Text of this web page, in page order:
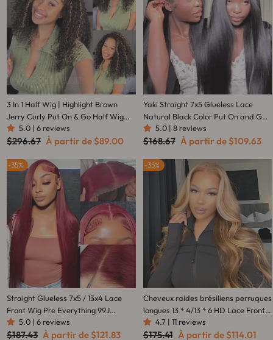
3 In 1 Half Wig | Highlight Brown
Jerry Curly Put On & Go Half Wig
Flip Over Invisi Drawstring Wig
Flash Sale
5.0 | 6 reviews
Prix
$296.67 Prix
réduit
À partir de $89.00
Yaki Straight 7x5 Glueless Lace
Natural Black Color Put On and Go
Invisi Drawstring Human Hair Wigs-
Amanda Hair
5.0 | 8 reviews
Prix
$168.67 Prix
réduit
À partir de $109.63
35%
Straight Glueless 7x5 / 13x4 Lace
Front Wig Pre Everything 99J
Burgundy Red Colored Transparent
Lace Human Hair Wigs- Amanda
5.0 | 6 reviews
Prix
$187.43 Prix
À partir de $121.83
35%
Cheveux raides brésiliens perruques
longues 13 * 4/13 * 6 HD Lace Front
Wigs-Amanda Hair
4.7 | 11 reviews
Prix
$175.41 Prix
À partir de $114.01